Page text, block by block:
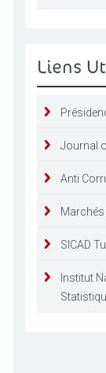
Liens
Journal
Anti
SICAD
Institut